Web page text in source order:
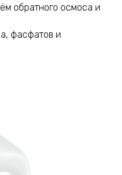
обратного осмоса и
фасфатов и